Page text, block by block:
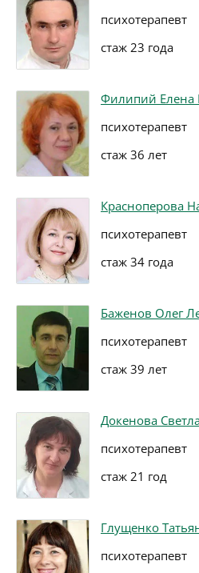
психотерапевт
стаж 23 года
Филипий Елена
психотерапевт
стаж 36 лет
Красноперова
психотерапевт
стаж 34 года
Баженов Олег
психотерапевт
стаж 39 лет
Докенова
психотерапевт
стаж 21 год
Глущенко
психотерапевт